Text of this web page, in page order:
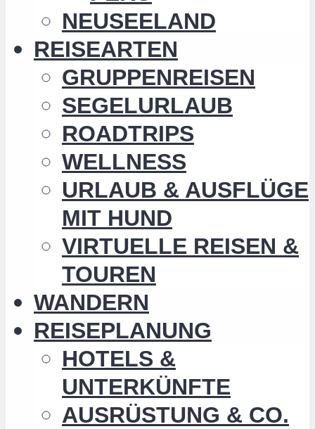
NEUSEELAND
REISEARTEN
GRUPPENREISEN
SEGELURLAUB
ROADTRIPS
WELLNESS
URLAUB & AUSFLÜGE
MIT HUND
VIRTUELLE REISEN &
TOUREN
WANDERN
REISEPLANUNG
HOTELS &
UNTERKÜNFTE
AUSRÜSTUNG & CO.